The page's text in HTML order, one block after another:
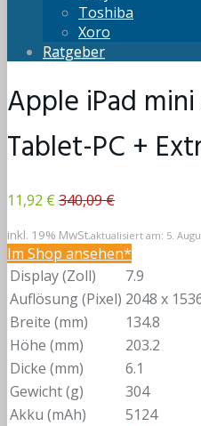
Toshiba
Xoro
Ratgeber
Apple iPad
Tablet-PC +
11,92 € 340,09 €
inkl. 19% MwSt.aktualisiert am: 5.
Im Shop ansehen*
Display (Zoll)
7.9
Auflösung (Pixel) 2048 x
Breite (mm)
134.8
Höhe (mm)
203.2
Dicke (mm)
6.1
Gewicht (g)
304
Akku (mAh)
5124